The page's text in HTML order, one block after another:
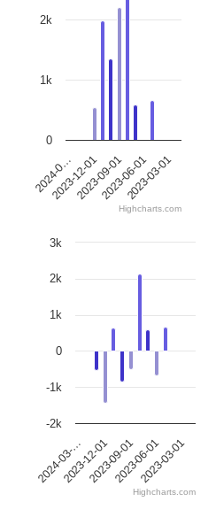
2024-0…
2023-12-012023-09-012023-06-012023-03-01
0
1k
2k
Highcharts.com
2024-03-…
2023-12-012023-09-012023-06-012023-03-01
-2k
-1k
0
1k
2k
3k
Highcharts.com